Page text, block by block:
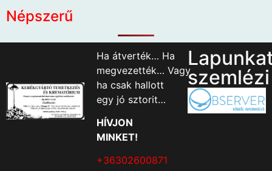
Népszerű
Ha átverték… Ha
megvezették… Vagy
ha csak hallott
egy jó sztorit…
HÍVJON
MINKET!
+36302600871
szemlézi